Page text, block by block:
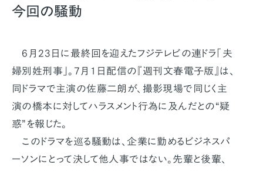
今回の騒動
6月23日に最終回を迎えたフジテレビの連ドラ「夫
婦別姓刑事」。7月1日配信の『週刊文春電子版』は、
同ドラマで主演の佐藤二朗が、撮影現場で同じく主
演の橋本に対してハラスメント行為に及んだとの“疑
惑”を報じた。
このドラマを巡る騒動は、企業に勤めるビジネスパ
ーソンにとって決して他人事ではない。先輩と後輩、